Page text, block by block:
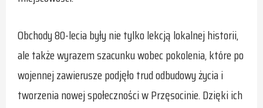
Obchody 80-lecia były nie tylko lekcją lokalnej historii,
ale także wyrazem szacunku wobec pokolenia, które po
wojennej zawierusze podjęło trud odbudowy życia i
tworzenia nowej społeczności w Przęsocinie. Dzięki ich